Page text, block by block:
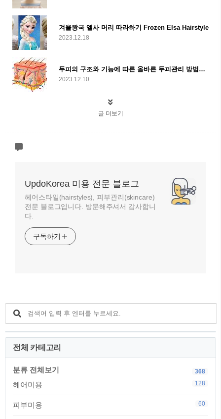
겨울왕국 엘사 머리 따라하기 Frozen Elsa Hairstyle
2023.12.18
두피의 구조와 기능에 따른 올바른 두피관리 방법에 대해 알아보자
2023.12.10
글 더보기
UpdoKorea 미용 전문 블로그
헤어스타일(hairstyles), 피부관리(skincare)
전문 블로그입니다. 방문해주셔서 감사합니
다.
구독하기
전체 카테고리
분류 전체보기 368
헤어미용 128
피부미용 60